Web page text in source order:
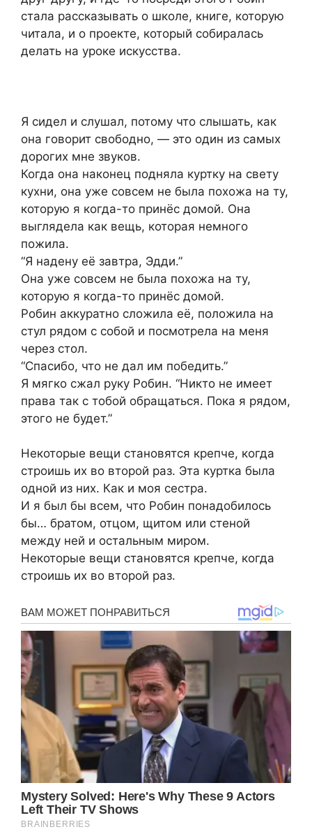
стала рассказывать о школе, книге, которую
читала, и о проекте, который собиралась
делать на уроке искусства.
Я сидел и слушал, потому что слышать, как
она говорит свободно, — это один из самых
дорогих мне звуков.
Когда она наконец подняла куртку на свету
кухни, она уже совсем не была похожа на ту,
которую я когда-то принёс домой. Она
выглядела как вещь, которая немного
пожила.
“Я надену её завтра, Эдди.”
Она уже совсем не была похожа на ту,
которую я когда-то принёс домой.
Робин аккуратно сложила её, положила на
стул рядом с собой и посмотрела на меня
через стол.
“Спасибо, что не дал им победить.”
Я мягко сжал руку Робин. “Никто не имеет
права так с тобой обращаться. Пока я рядом,
этого не будет.”
Некоторые вещи становятся крепче, когда
строишь их во второй раз. Эта куртка была
одной из них. Как и моя сестра.
И я был бы всем, что Робин понадобилось
бы… братом, отцом, щитом или стеной
между ней и остальным миром.
Некоторые вещи становятся крепче, когда
строишь их во второй раз.